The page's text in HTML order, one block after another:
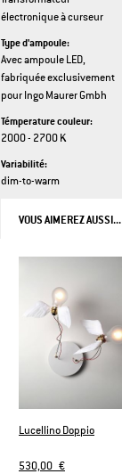
électronique à curseur
Type d'ampoule:
Avec ampoule LED,
fabriquée exclusivement
pour Ingo Maurer Gmbh
Témperature couleur:
2000 - 2700 K
Variabilité:
dim-to-warm
VOUS AIMEREZ AUSSI...
Lucellino Doppio
530,00 €